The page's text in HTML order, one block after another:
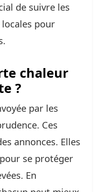
de suivre les
pour
chaleur
?
par les
Ces
annonces. Elles
se protéger
En